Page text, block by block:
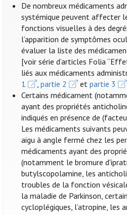
De nombreux médicaments
systémique peuvent affecter
fonctions visuelles à des
l’apparition de symptômes
évaluer la liste des
[voir série d’articles Folia
liés aux médicaments
1
,partie 2 etpartie 3
Certains médicament
ayant des propriétés
indiqués en présence de
Les médicaments suivants
aigu à angle fermé chez les
médicaments ayant des
(notamment le bromure
butylscopolamine, les
troubles de la fonction
la maladie de Parkinson,
cycloplégiques, l’atropine, les